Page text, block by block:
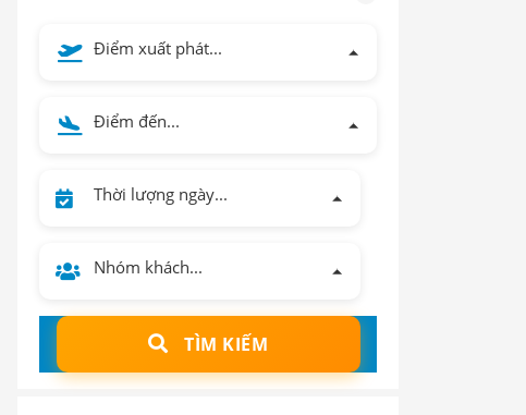
Điểm xuất phát...
Điểm đến...
Thời lượng ngày...
Nhóm khách...
TÌM KIẾM